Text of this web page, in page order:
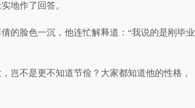
地作了回答。
的脸色一沉，他连忙解释道：“我说的是刚毕业
岂不是更不知道节俭？大家都知道他的性格，